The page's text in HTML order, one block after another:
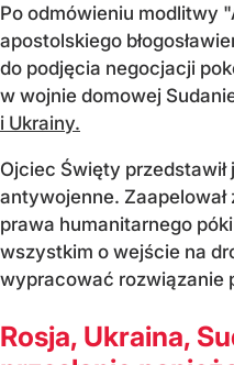
Po odmówieniu modlitwy
apostolskiego
do podjęcia negocjacji
w wojnie domowej
i Ukrainy.
Ojciec Święty
antywojenne.
prawa humanitarnego
wszystkim o wejście na
wypracować rozwiązanie
Rosja, Ukraina,